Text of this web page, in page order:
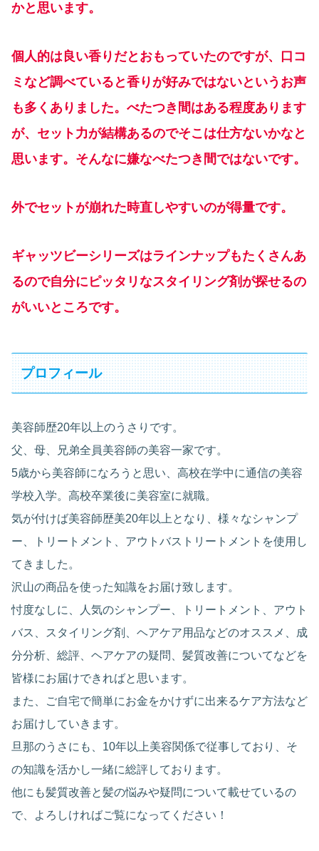
かと思います。
個人的は良い香りだとおもっていたのですが、口コ
ミなど調べていると香りが好みではないというお声
も多くありました。べたつき間はある程度あります
が、セット力が結構あるのでそこは仕方ないかなと
思います。そんなに嫌なべたつき間ではないです。
外でセットが崩れた時直しやすいのが得量です。
ギャッツビーシリーズはラインナップもたくさんあ
るので自分にピッタリなスタイリング剤が探せるの
がいいところです。
プロフィール
美容師歴20年以上のうさりです。
父、母、兄弟全員美容師の美容一家です。
5歳から美容師になろうと思い、高校在学中に通信の美容
学校入学。高校卒業後に美容室に就職。
気が付けば美容師歴美20年以上となり、様々なシャンプ
ー、トリートメント、アウトバストリートメントを使用し
てきました。
沢山の商品を使った知識をお届け致します。
忖度なしに、人気のシャンプー、トリートメント、アウト
バス、スタイリング剤、ヘアケア用品などのオススメ、成
分分析、総評、ヘアケアの疑問、髪質改善についてなどを
皆様にお届けできればと思います。
また、ご自宅で簡単にお金をかけずに出来るケア方法など
お届けしていきます。
旦那のうさにも、10年以上美容関係で従事しており、そ
の知識を活かし一緒に総評しております。
他にも髪質改善と髪の悩みや疑問について載せているの
で、よろしければご覧になってください！